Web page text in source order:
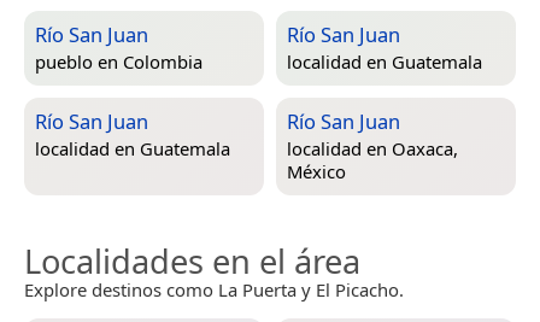
Río San Juan
pueblo en Colombia
Río San Juan
localidad en Guatemala
Río San Juan
localidad en Guatemala
Río San Juan
localidad en Oaxaca,
México
Localidades en el área
Explore destinos como La Puerta y El Picacho.